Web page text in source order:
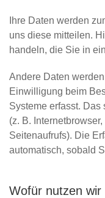
Ihre Daten werden
uns diese mitteilen.
handeln, die Sie in
Andere Daten
Einwilligung beim
Systeme erfasst.
(z. B.
Seitenaufrufs). Die
automatisch, sobald
Wofür nutzen